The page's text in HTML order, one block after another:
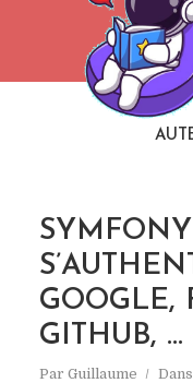
GOOGLE,
GITHUB, …
Par Guillaume Dans